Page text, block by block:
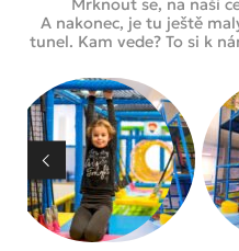
Mrknout se, na naší
A nakonec, je tu ještě
tunel. Kam vede? To si k